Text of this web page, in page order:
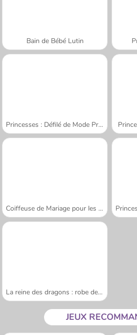
Bain de Bébé Lutin
Princesses : Défilé de Mode Printanier
Coiffeuse de Mariage pour les Princesses
La reine des dragons : robe de mariée
JEUX